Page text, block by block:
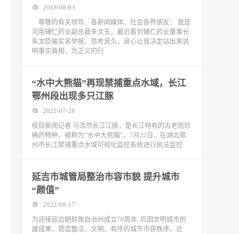
2018-08-03
尊敬的有关领导、各新闻媒体、社会各界朋友： 我是
河南辅仁药业副总裁朱文玉，最近看到辅仁药业董事长
朱文臣被实名举报，思考良久，良心让我决定站出来说
明事实真相，为正义的行
“水中大熊猫”再现禁捕重点水域，长江
鄂州段出现多只江豚
2022-07-28
极目新闻记者 马浩然长江江豚，是长江特有的古老而珍
稀的物种，被称为“水中大熊猫”。7月22日，在湖北鄂
州市长江禁捕重点水域可视化监控系统进行执法监控
延吉市城管局整治市容市貌 提升城市
“颜值”
2022-08-17
为迎接延边朝鲜族自治州成立70周年, 巩固文明城市创
建成果，营造整洁、文明、有序的城市市容秩序。近